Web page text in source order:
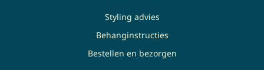
Styling advies
Behanginstructies
Bestellen en bezorgen